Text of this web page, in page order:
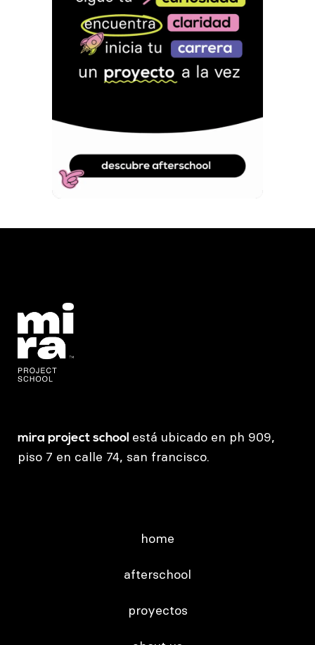
mira project school está ubicado en ph 909,
piso 7 en calle 74, san francisco.
home
afterschool
proyectos